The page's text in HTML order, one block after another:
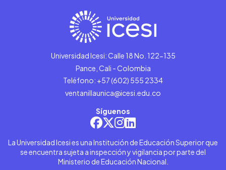
Universidad Icesi: Calle 18 No. 122-135
Pance, Cali - Colombia
Teléfono: +57 (602) 555 2334
ventanillaunica@icesi.edu.co
Síguenos
La Universidad Icesi es una Institución de Educación Superior que
se encuentra sujeta a inspección y vigilancia por parte del
Ministerio de Educación Nacional.